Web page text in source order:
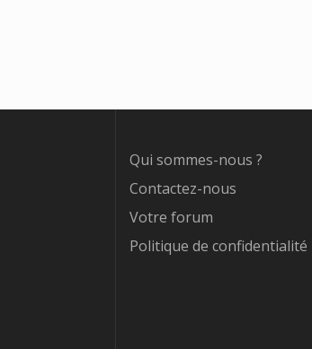
Qui sommes-nous ?
Contactez-nous
Votre forum
Politique de confidentialité